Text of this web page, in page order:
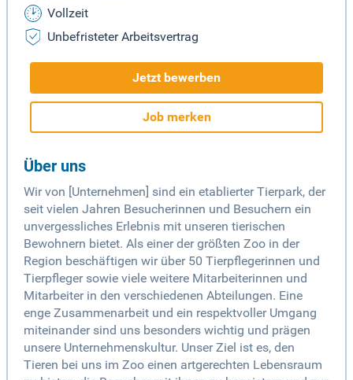
Vollzeit
Unbefristeter Arbeitsvertrag
Jetzt bewerben
Job merken
Über uns
Wir von [Unternehmen] sind ein etablierter Tierpark, der
seit vielen Jahren Besucherinnen und Besuchern ein
unvergessliches Erlebnis mit unseren tierischen
Bewohnern bietet. Als einer der größten Zoo in der
Region beschäftigen wir über 50 Tierpflegerinnen und
Tierpfleger sowie viele weitere Mitarbeiterinnen und
Mitarbeiter in den verschiedenen Abteilungen. Eine
enge Zusammenarbeit und ein respektvoller Umgang
miteinander sind uns besonders wichtig und prägen
unsere Unternehmenskultur. Unser Ziel ist es, den
Tieren bei uns im Zoo einen artgerechten Lebensraum